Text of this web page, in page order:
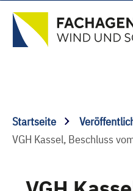
Startseite
VGH Kassel, Beschluss